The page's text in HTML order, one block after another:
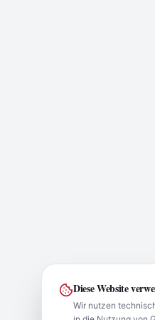
Diese Website
Wir nutzen